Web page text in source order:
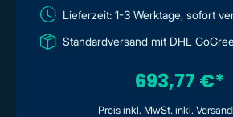
Lieferzeit: 1-3 Werktage, sofort
Standardversand mit DHL
693,77 €*
Preis inkl. MwSt. inkl.